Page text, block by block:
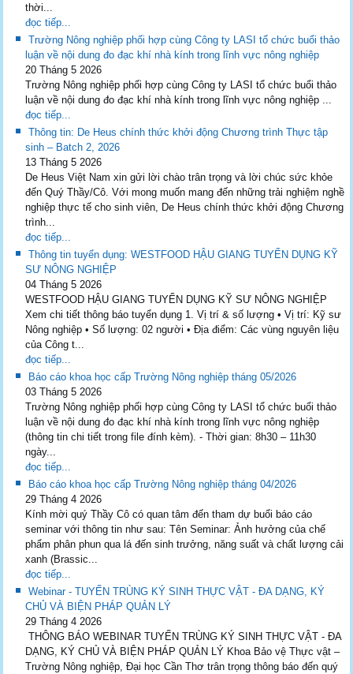
thời...
đọc tiếp...
Trường Nông nghiệp phối hợp cùng Công ty LASI tổ chức buổi thảo
luận về nội dung đo đạc khí nhà kính trong lĩnh vực nông nghiệp
20 Tháng 5 2026
Trường Nông nghiệp phối hợp cùng Công ty LASI tổ chức buổi thảo
luận về nội dung đo đạc khí nhà kính trong lĩnh vực nông nghiệp ...
đọc tiếp...
Thông tin: De Heus chính thức khởi động Chương trình Thực tập
sinh – Batch 2, 2026
13 Tháng 5 2026
De Heus Việt Nam xin gửi lời chào trân trọng và lời chúc sức khỏe
đến Quý Thầy/Cô. Với mong muốn mang đến những trải nghiệm nghề
nghiệp thực tế cho sinh viên, De Heus chính thức khởi động Chương
trình...
đọc tiếp...
Thông tin tuyển dụng: WESTFOOD HẬU GIANG TUYỂN DỤNG KỸ
SƯ NÔNG NGHIỆP
04 Tháng 5 2026
WESTFOOD HẬU GIANG TUYỂN DỤNG KỸ SƯ NÔNG NGHIỆP
Xem chi tiết thông báo tuyển dụng 1. Vị trí & số lượng • Vị trí: Kỹ sư
Nông nghiệp • Số lượng: 02 người • Địa điểm: Các vùng nguyên liệu
của Công t...
đọc tiếp...
Báo cáo khoa học cấp Trường Nông nghiệp tháng 05/2026
03 Tháng 5 2026
Trường Nông nghiệp phối hợp cùng Công ty LASI tổ chức buổi thảo
luận về nội dung đo đạc khí nhà kính trong lĩnh vực nông nghiệp
(thông tin chi tiết trong file đính kèm). - Thời gian: 8h30 – 11h30
ngày...
đọc tiếp...
Báo cáo khoa học cấp Trường Nông nghiệp tháng 04/2026
29 Tháng 4 2026
Kính mời quý Thầy Cô có quan tâm đến tham dự buổi báo cáo
seminar với thông tin như sau: Tên Seminar: Ảnh hưởng của chế
phẩm phân phun qua lá đến sinh trưởng, năng suất và chất lượng cải
xanh (Brassic...
đọc tiếp...
Webinar - TUYẾN TRÙNG KÝ SINH THỰC VẬT - ĐA DẠNG, KÝ
CHỦ VÀ BIỆN PHÁP QUẢN LÝ
29 Tháng 4 2026
THÔNG BÁO WEBINAR TUYẾN TRÙNG KÝ SINH THỰC VẬT - ĐA
DẠNG, KÝ CHỦ VÀ BIỆN PHÁP QUẢN LÝ Khoa Bảo vệ Thực vật –
Trường Nông nghiệp, Đại học Cần Thơ trân trọng thông báo đến quý